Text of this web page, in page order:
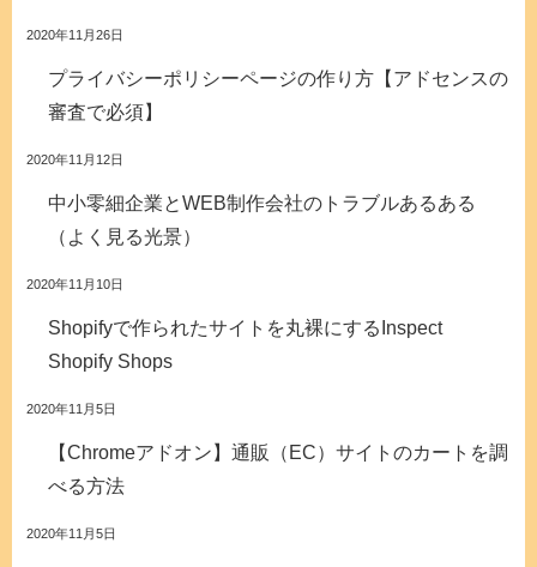
2020年11月26日
プライバシーポリシーページの作り方【アドセンスの
審査で必須】
2020年11月12日
中小零細企業とWEB制作会社のトラブルあるある
（よく見る光景）
2020年11月10日
Shopifyで作られたサイトを丸裸にするInspect
Shopify Shops
2020年11月5日
【Chromeアドオン】通販（EC）サイトのカートを調
べる方法
2020年11月5日